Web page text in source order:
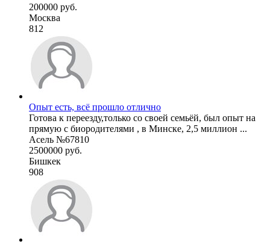
200000 руб.
Москва
812
Опыт есть, всё прошло отлично
Готова к переезду,только со своей семьёй, был опыт на
прямую с биородителями , в Минске, 2,5 миллион ...
Асель №67810
2500000 руб.
Бишкек
908